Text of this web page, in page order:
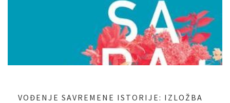
VOĐENJE SAVREMENE ISTORIJE: IZLOŽBA